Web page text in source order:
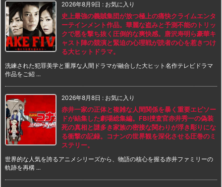
2026年8月9日 : お気に入り
史上最強の義賊集団が放つ極上の痛快クライムエンタ
ーテインメント作品。華麗な盗みと予測不能のトリッ
クで悪を撃ち抜く圧倒的な爽快感。唐沢寿明ら豪華キ
ャスト陣の競演と緊迫の心理戦が読者の心を惹きつけ
る大ヒットドラマ。
洗練された犯罪美学と重厚な人間ドラマが融合した大ヒット名作テレビドラマ
作品をご紹 ...
2026年8月8日 : お気に入り
赤井一家の正体と複雑な人間関係を暴く重要エピソー
ドが結集した劇場総集編。FBI捜査官赤井秀一の偽装
死の真相と謎多き家族の密接な関わりが浮き彫りにな
る衝撃の記録。コナンの世界観を深化させる圧巻のミ
ステリー。
世界的な人気を誇るアニメシリーズから、物語の核心を握る赤井ファミリーの
軌跡を再構 ...